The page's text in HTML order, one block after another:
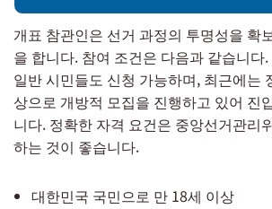
개표 참관인은 선거 과정의 투명성을 확
을 합니다. 참여 조건은 다음과 같습니다
일반 시민들도 신청 가능하며, 최근에는
상으로 개방적 모집을 진행하고 있어 진
니다. 정확한 자격 요건은 중앙선거관리
하는 것이 좋습니다.
대한민국 국민으로 만 18세 이상